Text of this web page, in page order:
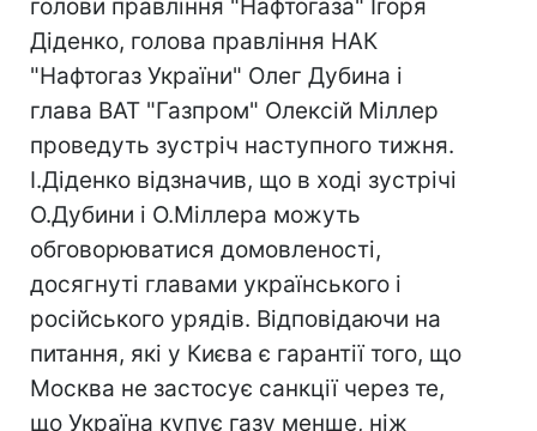
голови правління "Нафтогаза" Ігоря
Діденко, голова правління НАК
"Нафтогаз України" Олег Дубина і
глава ВАТ "Газпром" Олексій Міллер
проведуть зустріч наступного тижня.
І.Діденко відзначив, що в ході зустрічі
О.Дубини і О.Міллера можуть
обговорюватися домовленості,
досягнуті главами українського і
російського урядів. Відповідаючи на
питання, які у Києва є гарантії того, що
Москва не застосує санкції через те,
що Україна купує газу менше, ніж